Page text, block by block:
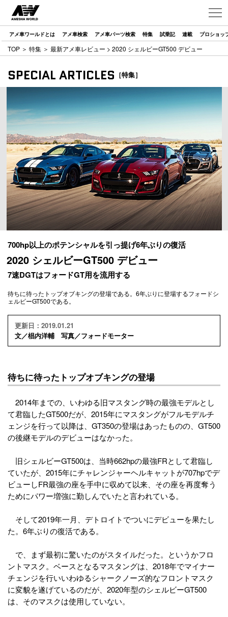
アメ車ワールドとは アメ車検索 アメ車パーツ検索 特集 試乗記 連載 プロショッ
TOP ＞ 特集 ＞ 最新アメ車レビュー > 2020 シェルビーGT500 デビュー
SPECIAL ARTICLES ［特集］
700hp以上のポテンシャルを引っ提げ6年ぶりの復活
2020 シェルビーGT500 デビュー
7速DGTはフォードGT用を流用する
待ちに待ったトップオブキングの登場である。6年ぶりに登場するフォードシ
ェルビーGT500である。
更新日：2019.01.21
文／椙内洋輔 写真／フォードモーター
待ちに待ったトップオブキングの登場
2014年までの、いわゆる旧マスタング時の最強モデルとし
て君臨したGT500だが、2015年にマスタングがフルモデルチ
ェンジを行って以降は、GT350の登場はあったものの、GT500
の後継モデルのデビューはなかった。
旧シェルビーGT500は、当時662hpの最強FRとして君臨し
ていたが、2015年にチャレンジャーヘルキャットが707hpでデ
ビューしFR最強の座を手中に収めて以来、その座を再度奪う
ためにパワー増強に勤しんでいたと言われている。
そして2019年一月、デトロイトでついにデビューを果たし
た。6年ぶりの復活である。
で、まず最初に驚いたのがスタイルだった。というかフロ
ントマスク。ベースとなるマスタングは、2018年でマイナー
チェンジを行いいわゆるシャークノーズ的なフロントマスク
に変貌を遂げているのだが、2020年型のシェルビーGT500
は、そのマスクは使用していない。